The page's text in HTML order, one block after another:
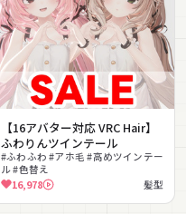
【16アバター対応 VRC Hair】
ふわりんツインテール
#ふわふわ #アホ毛 #高めツインテー
ル #色替え
16,978 髪型